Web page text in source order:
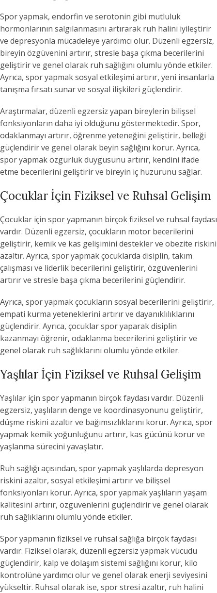
Spor yapmak, endorfin ve serotonin gibi mutluluk
hormonlarının salgılanmasını artırarak ruh halini iyileştirir
ve depresyonla mücadeleye yardımcı olur. Düzenli egzersiz,
bireyin özgüvenini artırır, stresle başa çıkma becerilerini
geliştirir ve genel olarak ruh sağlığını olumlu yönde etkiler.
Ayrıca, spor yapmak sosyal etkileşimi artırır, yeni insanlarla
tanışma fırsatı sunar ve sosyal ilişkileri güçlendirir.
Araştırmalar, düzenli egzersiz yapan bireylerin bilişsel
fonksiyonların daha iyi olduğunu göstermektedir. Spor,
odaklanmayı artırır, öğrenme yeteneğini geliştirir, belleği
güçlendirir ve genel olarak beyin sağlığını korur. Ayrıca,
spor yapmak özgürlük duygusunu artırır, kendini ifade
etme becerilerini geliştirir ve bireyin iç huzurunu sağlar.
Çocuklar İçin Fiziksel ve Ruhsal Gelişim
Çocuklar için spor yapmanın birçok fiziksel ve ruhsal faydası
vardır. Düzenli egzersiz, çocukların motor becerilerini
geliştirir, kemik ve kas gelişimini destekler ve obezite riskini
azaltır. Ayrıca, spor yapmak çocuklarda disiplin, takım
çalışması ve liderlik becerilerini geliştirir, özgüvenlerini
artırır ve stresle başa çıkma becerilerini güçlendirir.
Ayrıca, spor yapmak çocukların sosyal becerilerini geliştirir,
empati kurma yeteneklerini artırır ve dayanıklılıklarını
güçlendirir. Ayrıca, çocuklar spor yaparak disiplin
kazanmayı öğrenir, odaklanma becerilerini geliştirir ve
genel olarak ruh sağlıklarını olumlu yönde etkiler.
Yaşlılar İçin Fiziksel ve Ruhsal Gelişim
Yaşlılar için spor yapmanın birçok faydası vardır. Düzenli
egzersiz, yaşlıların denge ve koordinasyonunu geliştirir,
düşme riskini azaltır ve bağımsızlıklarını korur. Ayrıca, spor
yapmak kemik yoğunluğunu artırır, kas gücünü korur ve
yaşlanma sürecini yavaşlatır.
Ruh sağlığı açısından, spor yapmak yaşlılarda depresyon
riskini azaltır, sosyal etkileşimi artırır ve bilişsel
fonksiyonları korur. Ayrıca, spor yapmak yaşlıların yaşam
kalitesini artırır, özgüvenlerini güçlendirir ve genel olarak
ruh sağlıklarını olumlu yönde etkiler.
Spor yapmanın fiziksel ve ruhsal sağlığa birçok faydası
vardır. Fiziksel olarak, düzenli egzersiz yapmak vücudu
güçlendirir, kalp ve dolaşım sistemi sağlığını korur, kilo
kontrolüne yardımcı olur ve genel olarak enerji seviyesini
yükseltir. Ruhsal olarak ise, spor stresi azaltır, ruh halini